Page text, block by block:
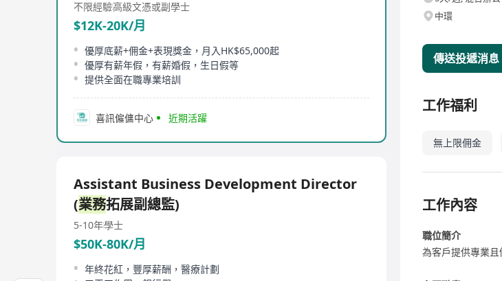
不限經驗高級文憑或副學士
$12K-20K/月
優厚底薪+佣金+表現獎金，月入HK$65,000起
優厚有薪年假，有薪婚假，生日假等
提供全面在職專業培訓
喜訊僱傭中心 近期活躍
Assistant Business Development Director
(業務拓展副總監)
5-10年學士
$50K-80K/月
年終花紅，豐厚薪酬，醫療計劃
中環
傳送投遞消息
工作福利
無上限佣金
工作內容
職位簡介
為客戶提供專業